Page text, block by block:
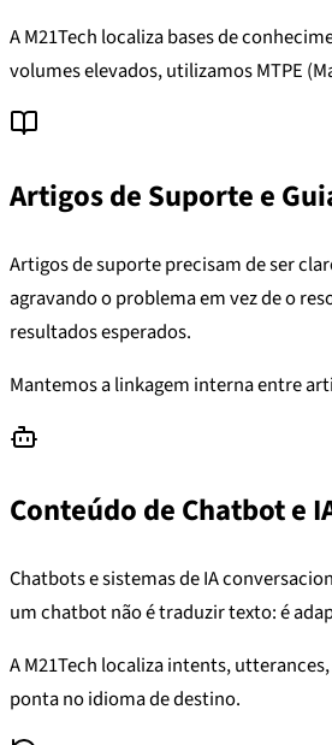
A M21Tech localiza bases de
volumes elevados, utilizamos MTPE
Artigos de Suporte e
Artigos de suporte precisam de ser
agravando o problema em vez de o
resultados esperados.
Mantemos a linkagem interna entre
Conteúdo de Chatbot e
Chatbots e sistemas de IA
um chatbot não é traduzir texto: é
A M21Tech localiza intents,
ponta no idioma de destino.